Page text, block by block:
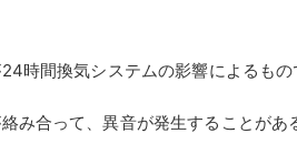
時間換気システムの影響によるもの
み合って、異音が発生することがあ